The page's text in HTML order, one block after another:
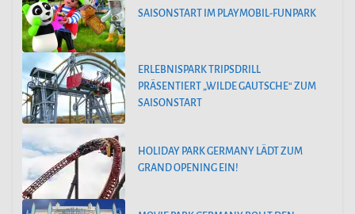
SAISONSTART IM PLAYMOBIL-FUNPARK
ERLEBNISPARK TRIPSDRILL
PRÄSENTIERT „WILDE GAUTSCHE“ ZUM
SAISONSTART
HOLIDAY PARK GERMANY LÄDT ZUM
GRAND OPENING EIN!